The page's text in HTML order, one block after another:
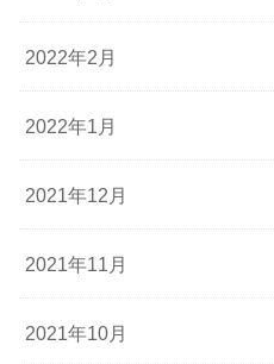
2022年2月
2022年1月
2021年12月
2021年11月
2021年10月